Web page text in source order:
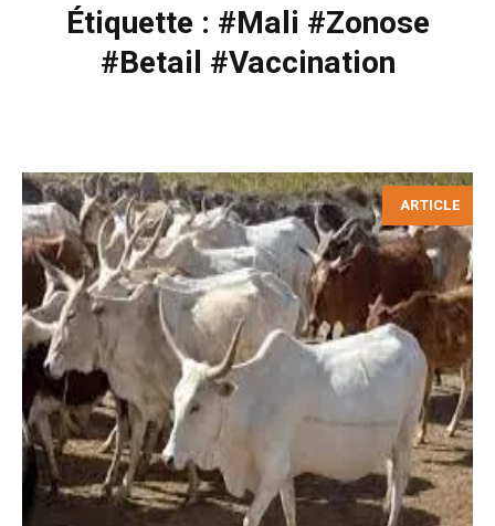
Étiquette : #Mali #Zonose
#Betail #Vaccination
ARTICLE